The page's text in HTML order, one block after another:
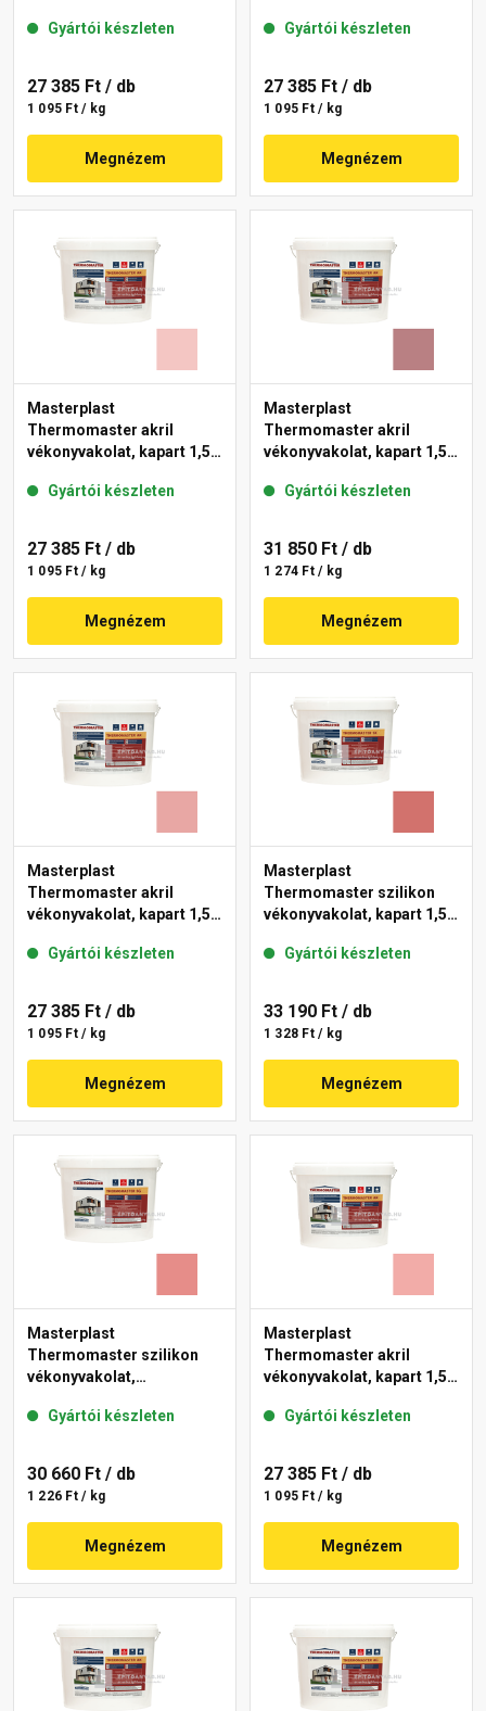
25-D 25 kg
Gyártói készleten
27 385 Ft / db
1 095 Ft / kg
Megnézem
Gyártói készleten
27 385 Ft / db
1 095 Ft / kg
Megnézem
Masterplast
Thermomaster akril
vékonyvakolat, kapart 1,5
Gyártói készleten
27 385 Ft / db
1 095 Ft / kg
Megnézem
Masterplast
Thermomaster akril
vékonyvakolat, kapart 1,5
Gyártói készleten
31 850 Ft / db
1 274 Ft / kg
Megnézem
Masterplast
Thermomaster akril
vékonyvakolat, kapart 1,5
Gyártói készleten
27 385 Ft / db
1 095 Ft / kg
Megnézem
Masterplast
Thermomaster szilikon
vékonyvakolat, kapart 1,5
Gyártói készleten
33 190 Ft / db
1 328 Ft / kg
Megnézem
Masterplast
Thermomaster szilikon
vékonyvakolat,
22-D 25 kg
Gyártói készleten
30 660 Ft / db
1 226 Ft / kg
Megnézem
Masterplast
Thermomaster akril
vékonyvakolat, kapart 1,5
Gyártói készleten
27 385 Ft / db
1 095 Ft / kg
Megnézem